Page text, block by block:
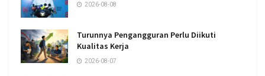
2026-08-08
Turunnya Pengangguran Perlu Diikuti
Kualitas Kerja
2026-08-07